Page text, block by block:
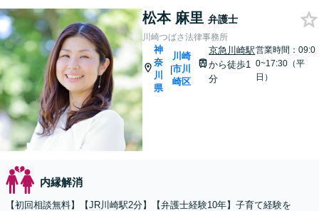
松本 麻里 弁護士
川崎つばさ法律事務所
神
奈
川
県
|
川崎
市川
崎区
京急川崎駅
から徒歩1
分
営業時間：09:0
0~17:30（平
日）
内縁解消
【初回相談無料】【JR川崎駅2分】【弁護士経験10年】子育て経験を